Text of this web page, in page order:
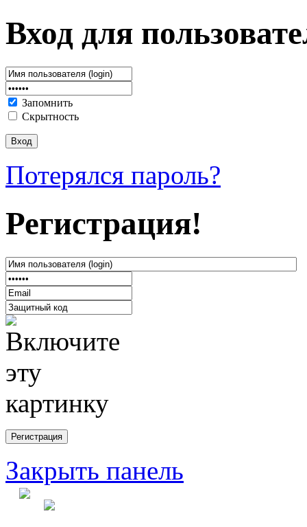
Вход для
Запомнить
Скрытность
Потерялся пароль?
Регистрация!
Закрыть панель